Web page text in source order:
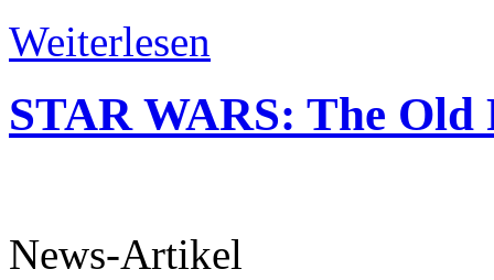
Weiterlesen
STAR WARS: The
News-Artikel